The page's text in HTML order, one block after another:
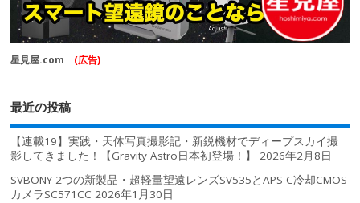
星見屋.com (広告)
最近の投稿
【連載19】実践・天体写真撮影記・新鋭機材でディープスカイ撮
影してきました！【Gravity Astro日本初登場！】
2026年2月8日
SVBONY 2つの新製品・超軽量望遠レンズSV535とAPS-C冷却CMOS
カメラSC571CC 2026年1月30日